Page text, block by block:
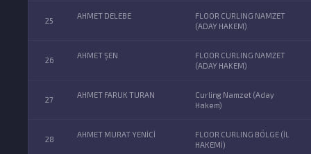
25
AHMET DELEBE
FLOOR CURLING NAMZET
(ADAY HAKEM)
26
AHMET ŞEN
FLOOR CURLING NAMZET
(ADAY HAKEM)
27
AHMET FARUK TURAN
Curling Namzet (Aday
Hakem)
28
AHMET MURAT YENİCİ
FLOOR CURLING BÖLGE (İL
HAKEMİ)